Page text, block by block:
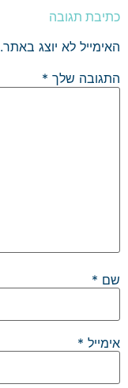
כתיבת תגובה
האימייל לא יוצג באתר.
התגובה שלך *
שם *
אימייל *